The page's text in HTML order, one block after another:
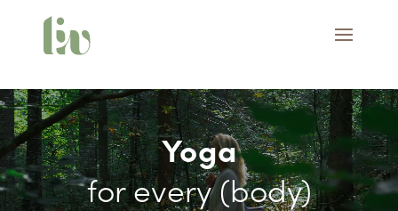
Yoga
for every (body)
Videospeler
Videospeler